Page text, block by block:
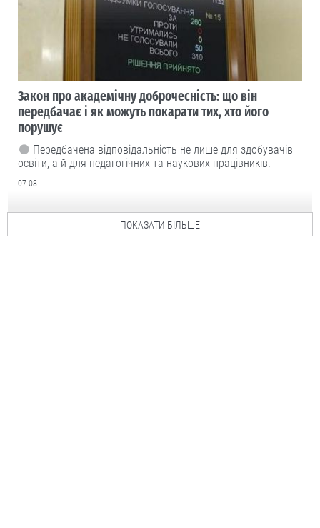
Закон про академічну доброчесність: що він
передбачає і як можуть покарати тих, хто його
порушує
Передбачена відповідальність не лише для здобувачів
освіти, а й для педагогічних та наукових працівників.
07.08
ПОКАЗАТИ БІЛЬШЕ